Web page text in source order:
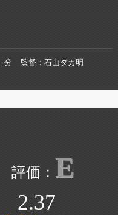
分 監督
石山タカ明
E
2.37